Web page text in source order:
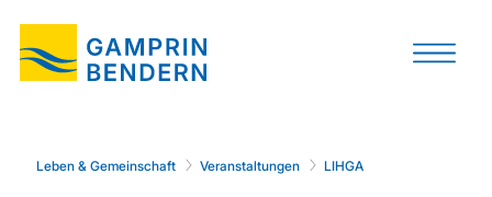
Leben & Gemeinschaft Veranstaltungen LIHGA